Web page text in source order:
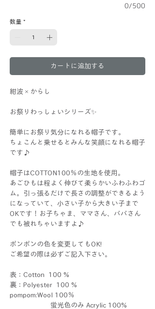
0/500
数量 *
カートに追加する
紺波×からし
お祭りわっしょいシリーズ✨
簡単にお祭り気分になれる帽子です。
ちょこんと乗せるとみんな笑顔になれる帽子
です♪
帽子はCOTTON100％の生地を使用。
あごひもは程よく伸びて柔らかいふわふわゴ
ム。引っ張るだけで長さの調整ができるよう
になっていて、小さい子から大きい子まで
OKです！お子ちゃま、ママさん、パパさん
でも被れちゃいますよ♪
ポンポンの色を変更してもOK!
ご希望の際は必ずご記入下さい。
表：Cotton 100 %
裏：Polyester 100 %
pompom:Wool 100％
蛍光色のみ Acrylic 100%